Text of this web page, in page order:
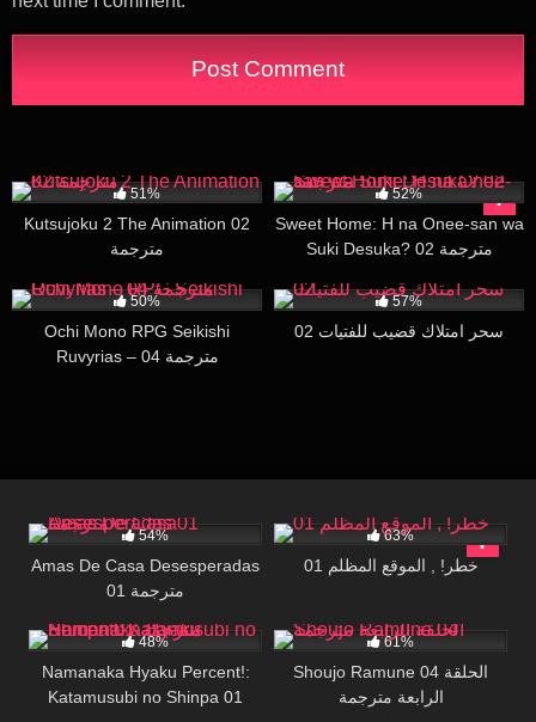
51%
Kutsujoku 2 The Animation 02
مترجمة
52%
Sweet Home: H na Onee-san wa
Suki Desuka? 02 مترجمة
50%
Ochi Mono RPG Seikishi
Ruvyrias – 04 مترجمة
57%
سحر امتلاك قضيب للفتيات 02
54%
Amas De Casa Desesperadas
01 مترجمة
63%
خطر! , الموقع المظلم 01
48%
Namanaka Hyaku Percent!:
Katamusubi no Shinpa 01
61%
Shoujo Ramune 04 الحلقة
الرابعة مترجمة